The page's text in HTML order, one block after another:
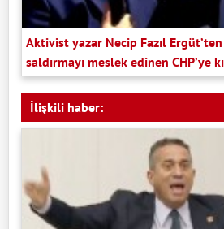
Aktivist yazar Necip Fazıl
saldırmayı meslek edinen CHP’ye
İlişkili haber: